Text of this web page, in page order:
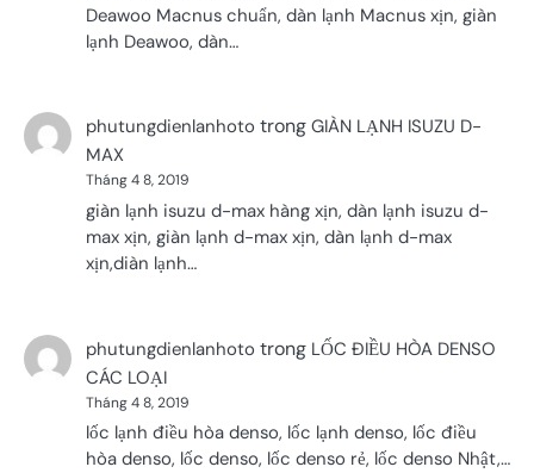
Deawoo Macnus chuẩn, dàn lạnh Macnus xịn, giàn
lạnh Deawoo, dàn…
phutungdienlanhoto trong GIÀN LẠNH ISUZU D-
MAX
Tháng 4 8, 2019
giàn lạnh isuzu d-max hàng xịn, dàn lạnh isuzu d-
max xịn, giàn lạnh d-max xịn, dàn lạnh d-max
xịn,diàn lạnh…
phutungdienlanhoto trong LỐC ĐIỀU HÒA DENSO
CÁC LOẠI
Tháng 4 8, 2019
lốc lạnh điều hòa denso, lốc lạnh denso, lốc điều
hòa denso, lốc denso, lốc denso rẻ, lốc denso Nhật,…